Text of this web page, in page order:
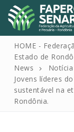
HOME -
Estado de
News
Notícia
Jovens líderes
sustentável na
Rondônia.